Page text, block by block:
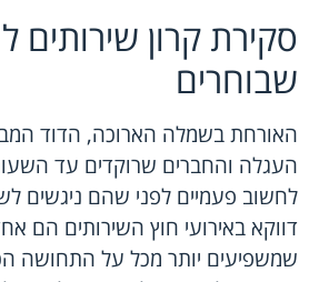
סקירת קרון שירותים
שבוחרים
האורחת בשמלה הארוכה, הדוד
העגלה והחברים שרוקדים עד
לחשוב פעמיים לפני שהם ניגשים
דווקא באירועי חוץ השירותים הם
שמשפיעים יותר מכל על התחושה